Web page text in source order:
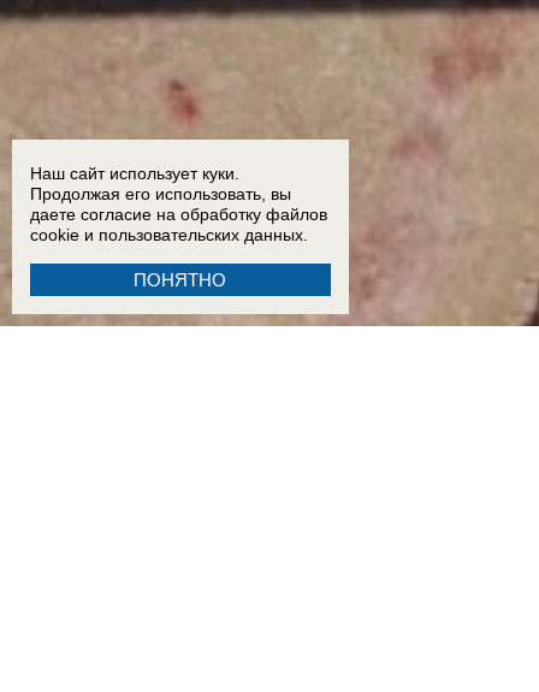
Наш сайт использует куки.
Продолжая его использовать, вы
даете согласие на обработку файлов
cookie и пользовательских данных.
ПОНЯТНО